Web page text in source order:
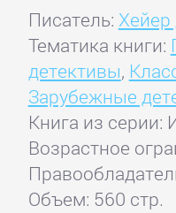
Писатель:
Тематика книги:
детективы,
Зарубежные
Книга из серии:
Возрастное
Объем: 560 стр.